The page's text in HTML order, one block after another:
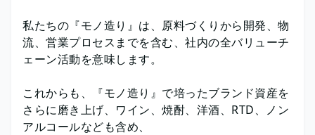
私たちの『モノ造り』は、原料づくりから開発、物
流、営業プロセスまでを含む、社内の全バリューチ
ェーン活動を意味します。
これからも、『モノ造り』で培ったブランド資産を
さらに磨き上げ、ワイン、焼酎、洋酒、RTD、ノン
アルコールなども含め、